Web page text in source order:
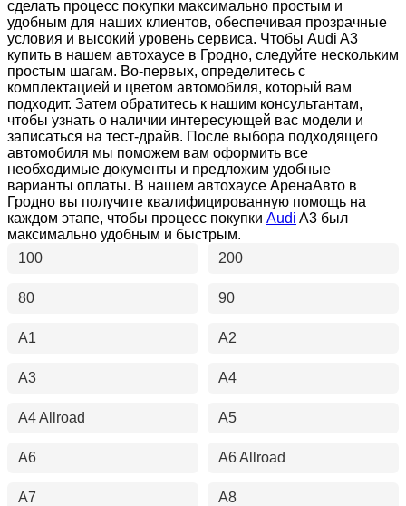
сделать процесс покупки максимально простым и
удобным для наших клиентов, обеспечивая прозрачные
условия и высокий уровень сервиса. Чтобы Audi A3
купить в нашем автохаусе в Гродно, следуйте нескольким
простым шагам. Во-первых, определитесь с
комплектацией и цветом автомобиля, который вам
подходит. Затем обратитесь к нашим консультантам,
чтобы узнать о наличии интересующей вас модели и
записаться на тест-драйв. После выбора подходящего
автомобиля мы поможем вам оформить все
необходимые документы и предложим удобные
варианты оплаты. В нашем автохаусе АренаАвто в
Гродно вы получите квалифицированную помощь на
каждом этапе, чтобы процесс покупки Audi A3 был
максимально удобным и быстрым.
100
200
80 90
A1 A2
A3 A4
A4 Allroad A5
A6 A6 Allroad
A7 A8